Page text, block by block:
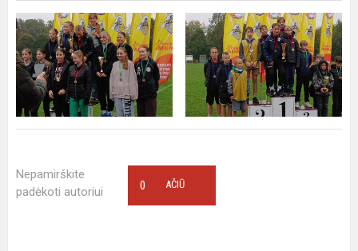
Nepamirškite
padėkoti autoriui
AČIŪ
0